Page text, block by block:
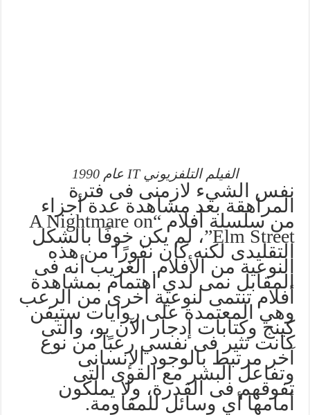
الفيلم التلفزيوني IT عام 1990
نفس الشيء لازمنى فى فترة
المراهقة بعد مشاهدة عدة أجزاء
من سلسلة أفلام “A Nightmare on
Elm Street”، لم يكن خوفًا بالشكل
التقليدى لكنه كان نفورًا من هذه
النوعية من الأفلام. الغريب أنه فى
المقابل نمى لدي اهتمام بمشاهدة
أفلام تنتمى لنوعية أخرى من الرعب
وهي المعتمدة على روايات ستيفن
كينج وكتابات إدجار الآن بو، والتى
كانت تثير فى نفسي رعبًا من نوع
آخر مرتبط بالوجود الإنسانى
وتفاعل البشر مع القوى التى
تفوقهم فى القدرة، ولا يملكون
أمامها أي وسائل للمقاومة.